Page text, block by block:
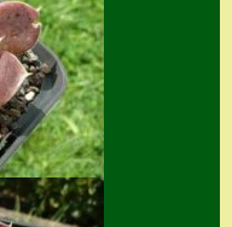
Translator
Versand
Versand von
Semps
Warenkorb